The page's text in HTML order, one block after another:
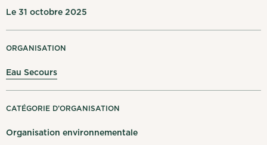
Mes notifications
Le 31 octobre 2025
ORGANISATION
Eau Secours
CATÉGORIE D’ORGANISATION
Organisation environnementale